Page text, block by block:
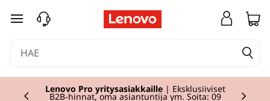
Tsiirry pääsisältöön
Valmiina kouluun| Osta ajoissa ja
valmistaudu kouluun tuoreen teknologian
Currently displaying item 1 of 2